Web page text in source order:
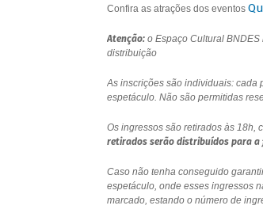
Confira as atrações dos eventos
Atenção:o Espaço Cultural BNDES
distribuição
As inscrições são individuais: cada
espetáculo. Não são permitidas
Os ingressos são retirados às 18h,
retirados serão distribuídos para a
Caso não tenha conseguido
espetáculo, onde esses ingressos
marcado, estando o número de